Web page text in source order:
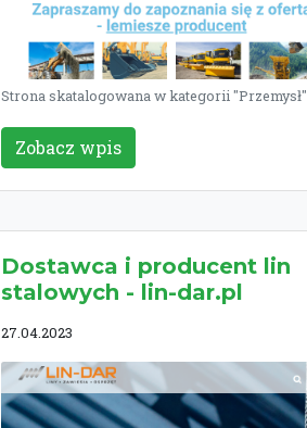
Strona skatalogowana w kategorii "Przemysł"
Zobacz wpis
Dostawca i producent lin
stalowych - lin-dar.pl
27.04.2023